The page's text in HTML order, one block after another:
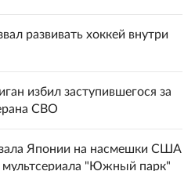
развивать хоккей внутри
избил заступившегося за
СВО
Японии на насмешки США
мультсериала "Южный парк"